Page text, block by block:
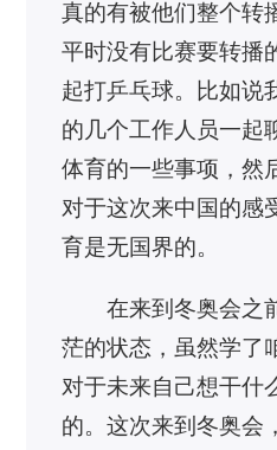
真的有被他们整个转
平时没有比赛要转播
起打乒乓球。比如说
的几个工作人员一起
体育的一些事项，然
对于这次来中国的感
育是无国界的。
在来到冬奥会之
茫的状态，虽然学了
对于未来自己想干什
的。这次来到冬奥会